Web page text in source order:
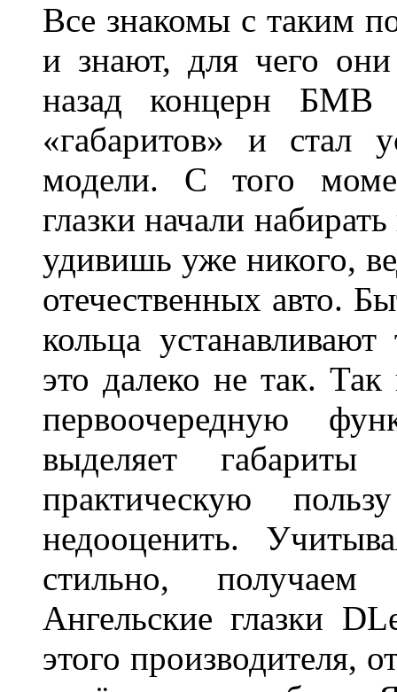
Все знакомы с таким
и знают, для чего
назад концерн БМВ
«габаритов» и стал
модели. С того
глазки начали
удивишь уже никого,
отечественных авто.
кольца
это далеко не так. Так
первоочередную
выделяет
практическую
недооценить.
стильно,
Ангельские глазки
этого производителя,